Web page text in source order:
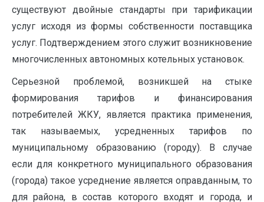
существуют двойные стандарты при тарификации
услуг исходя из формы собственности поставщика
услуг. Подтверждением этого служит возникновение
многочисленных автономных котельных установок.
Серьезной проблемой, возникшей на стыке
формирования тарифов и финансирования
потребителей ЖКУ, является практика применения,
так называемых, усредненных тарифов по
муниципальному образованию (городу). В случае
если для конкретного муниципального образования
(го­рода) такое усреднение является оправданным, то
для района, в состав которого входят и го­рода, и